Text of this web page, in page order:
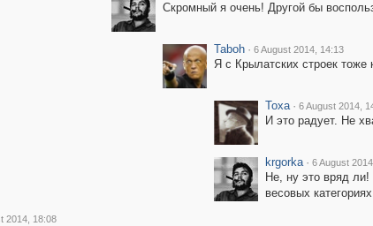
Скромный я очень! Другой бы
Taboh · 6 August 2014, 14:13
Я с Крылатских строек
Toxa · 6 August 2014,
И это радует. Не
krgorka · 6 August
Не, ну это вряд
весовых
2014, 18:08